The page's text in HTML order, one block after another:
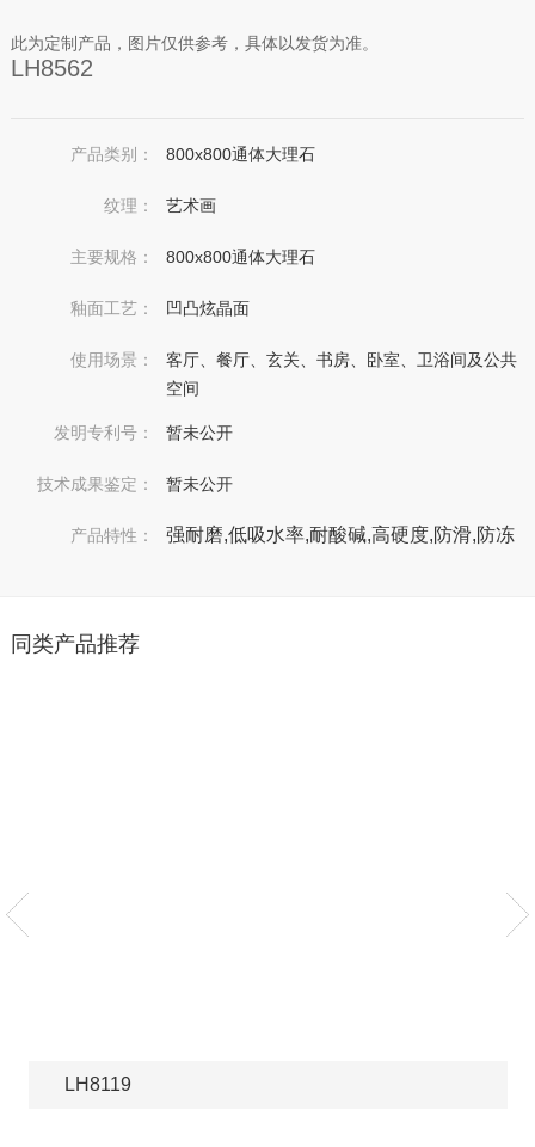
此为定制产品，图片仅供参考，具体以发货为准。
LH8562
产品类别： 800x800通体大理石
纹理： 艺术画
主要规格： 800x800通体大理石
釉面工艺： 凹凸炫晶面
使用场景：
客厅、餐厅、玄关、书房、卧室、卫浴间及公共
空间
发明专利号： 暂未公开
技术成果鉴定： 暂未公开
产品特性： 强耐磨,低吸水率,耐酸碱,高硬度,防滑,防冻
同类产品推荐
LH8119